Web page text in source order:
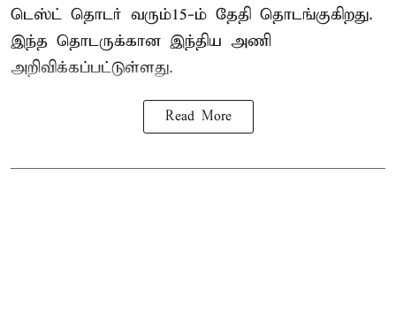
டெஸ்ட் தொடர் வரும்15-ம் தேதி தொடங்குகிறது.
இந்த தொடருக்கான இந்திய அணி
அறிவிக்கப்பட்டுள்ளது.
Read More